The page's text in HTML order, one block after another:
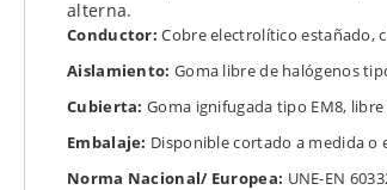
alterna.
Conductor: Cobre electrolítico estañado,
Aislamiento: Goma libre de halógenos
Cubierta: Goma ignifugada tipo EM8,
Embalaje: Disponible cortado a medida o
Norma Nacional/ Europea: UNE-EN